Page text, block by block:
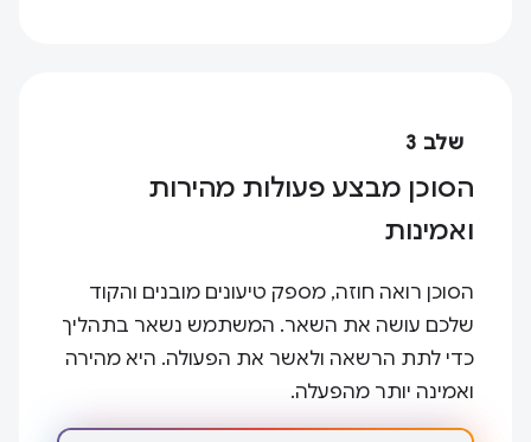
שלב 3
הסוכן מבצע פעולות מהירות
ואמינות
הסוכן רואה חוזה, מספק טיעונים מובנים והקוד
שלכם עושה את השאר. המשתמש נשאר בתהליך
כדי לתת הרשאה ולאשר את הפעולה. היא מהירה
ואמינה יותר מהפעלה.